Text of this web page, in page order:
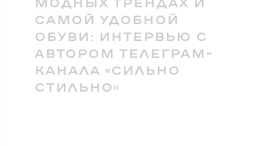
САМОЙ УДОБНОЙ
ОБУВИ: ИНТЕРВЬЮ С
АВТОРОМ ТЕЛЕГРАМ-
КАНАЛА «СИЛЬНО
СТИЛЬНО»